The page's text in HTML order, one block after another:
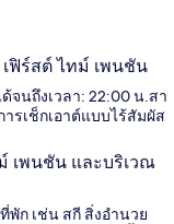
เฟิร์สต์ ไทม์ เพนชัน
จนถึงเวลา: 22:00 น.สา
ารเช็กเอาต์แบบไร้สัมผัส
เพนชัน และบริเวณ
ก เช่น สกี สิ่งอำนวย